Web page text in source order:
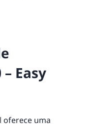
Easy
oferece uma